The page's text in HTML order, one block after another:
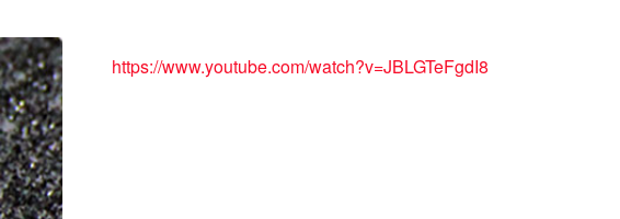
https://www.youtube.com/watch?v=JBLGTeFgdI8